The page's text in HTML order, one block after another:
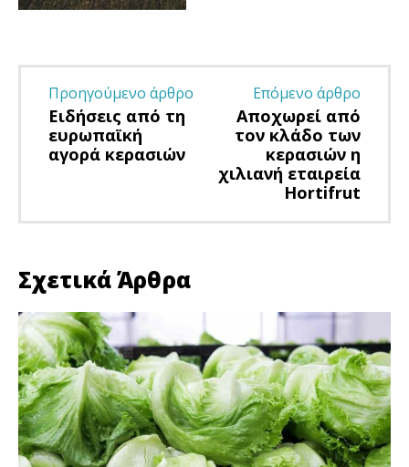
Προηγούμενο άρθρο
Ειδήσεις από τη
ευρωπαϊκή
αγορά κερασιών
Επόμενο άρθρο
Αποχωρεί από
τον κλάδο των
κερασιών η
χιλιανή εταιρεία
Hortifrut
Σχετικά Άρθρα